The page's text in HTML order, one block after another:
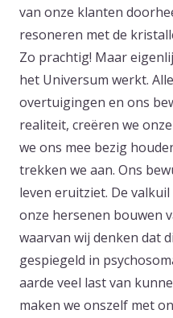
van onze klanten
resoneren met de
Zo prachtig! Maar
het Universum werkt.
overtuigingen en ons
realiteit, creëren we
we ons mee bezig
trekken we aan. Ons
leven eruitziet. De
onze hersenen bouwen
waarvan wij denken dat
gespiegeld in
aarde veel last van
maken we onszelf met